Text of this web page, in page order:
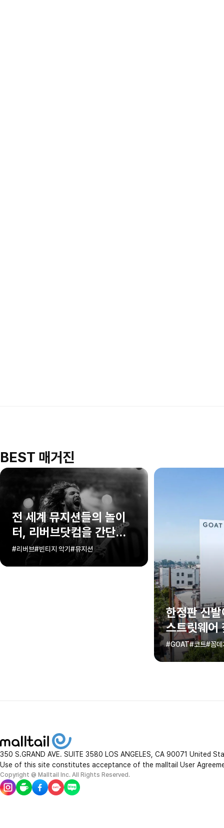
BEST 매거진
전 세계 뮤지션들의 놀이
터, 리버브닷컴을 간단히
알아보죠!
#리버브#빈티지 악기 #뮤지션
한정판 신
스트릿웨어
GOAT 직
#GOAT#코트#꼼데
350 S.GRAND AVE. SUITE 3580 LOS ANGELES, CA 90071 United
Use of this site constitutes acceptance of the malltail User
Copyright @ Malltail Inc. All Rights Reserved.